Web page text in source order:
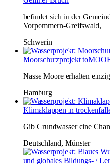
befindet sich in der
Vorpommern-Greifswald,
Schwerin
Moorschutzprojekt
Nasse Moore erhalten
Hamburg
Klimaklappen in
Gib Grundwasser eine
Deutschland, Münster